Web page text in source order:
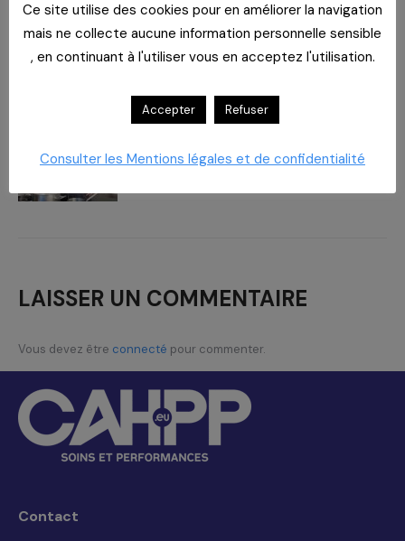
Carboxymaltose ferrique : Des
chiffres – des impacts​
du goût et du sens
LAISSER UN COMMENTAIRE
Vous devez être connecté pour commenter.
Contact
Ce site utilise des cookies pour en améliorer la navigation
mais ne collecte aucune information personnelle sensible
, en continuant à l'utiliser vous en acceptez l'utilisation.
Accepter Refuser
Consulter les Mentions légales et de confidentialité